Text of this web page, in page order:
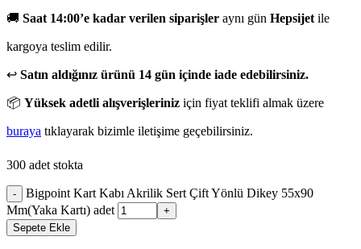
🚚 Saat 14:00’e kadar verilen siparişler aynı gün Hepsijet ile
kargoya teslim edilir.
↩️ Satın aldığınız ürünü 14 gün içinde iade edebilirsiniz.
📦 Yüksek adetli alışverişleriniz için fiyat teklifi almak üzere
buraya tıklayarak bizimle iletişime geçebilirsiniz.
300 adet stokta
-
Bigpoint Kart Kabı Akrilik Sert Çift Yönlü Dikey 55x90
Mm(Yaka Kartı) adet
+
Sepete Ekle